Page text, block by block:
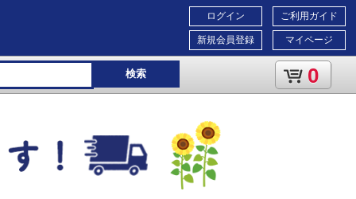
ご利用ガイド
マイページ
ログイン
新規会員登録
検索 0